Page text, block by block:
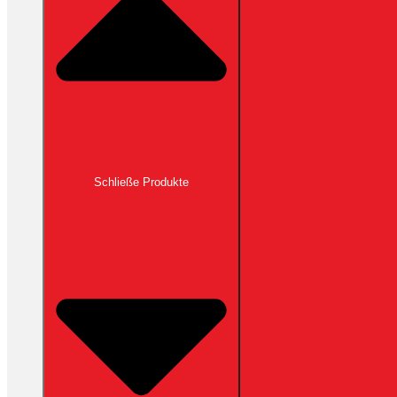
Schließe Produkte